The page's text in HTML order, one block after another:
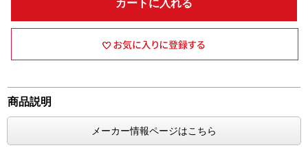
カートに入れる
商品説明
メーカー情報ページはこちら